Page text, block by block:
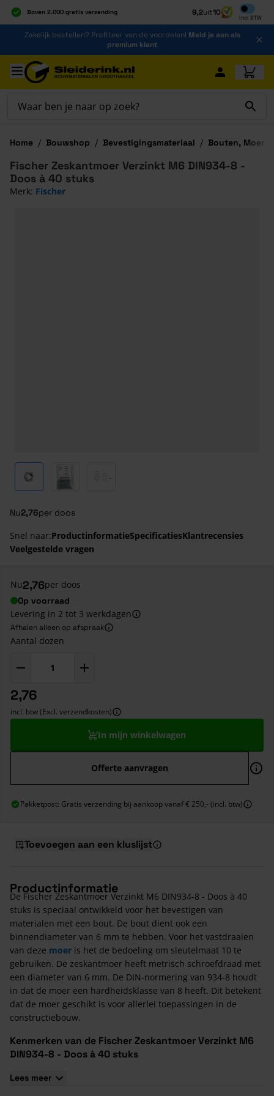
Boven 2.000 gratis verzending
Al 40 jaar dé specialist
Alles onder één dak
9,2uit10
Incl BTW
Inclusief
Ga naar de inhoud
Zakelijk bestellen? Profiteer van de voordelen! Meld je aan als
premium klant
Ga naar hoofdinhoud
Home / Bouwshop / Bevestigingsmateriaal / Bouten,
View larger imageView larger image
Nu2,76per doos
Fischer Zeskantmoer Verzinkt M6 DIN934-8 -
Doos à 40 stuks
Merk: Fischer
Snel naar:ProductinformatieSpecificatiesKlantrecensies
Veelgestelde vragen
Nu2,76per doos
Op voorraad
Levering in 2 tot 3 werkdagen
Afhalen alleen op afspraak
Aantal dozen
2,76
incl. btw (Excl. verzendkosten)
In mijn winkelwagen
Offerte aanvragen
Pakketpost: Gratis verzending bij aankoop vanaf € 250,- (incl. btw)
Toevoegen aan een kluslijst
Productinformatie
De Fischer Zeskantmoer Verzinkt M6 DIN934-8 - Doos à 40
stuks is speciaal ontwikkeld voor het bevestigen van
materialen met een bout. De bout dient ook een
binnendiameter van 6 mm te hebben. Voor het vastdraaien
van deze moer is het de bedoeling om sleutelmaat 10 te
gebruiken. De zeskantmoer heeft metrisch schroefdraad met
een diameter van 6 mm. De DIN-normering van 934-8 houdt
in dat de moer een hardheidsklasse van 8 heeft. Dit betekent
dat de moer geschikt is voor allerlei toepassingen in de
constructiebouw.
Kenmerken van de Fischer Zeskantmoer Verzinkt M6
DIN934-8 - Doos à 40 stuks
Lees meer